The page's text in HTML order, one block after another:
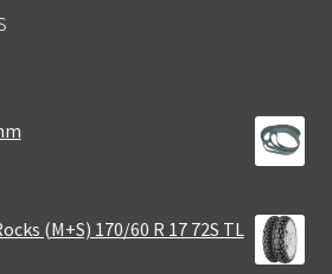
(M+S) 170/60 R 17 72S TL